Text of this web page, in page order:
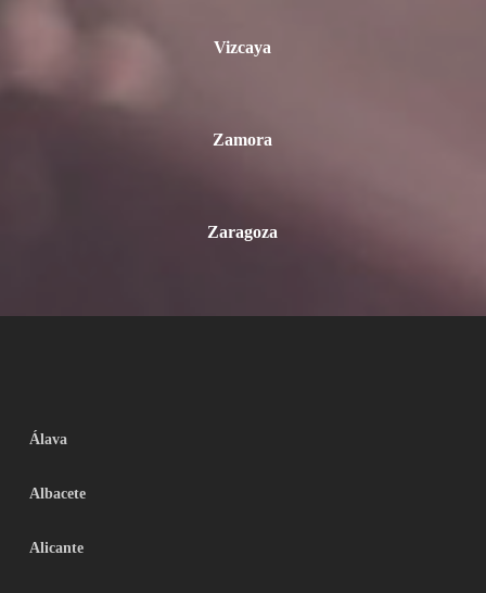
Vizcaya
Zamora
Zaragoza
Álava
Albacete
Alicante